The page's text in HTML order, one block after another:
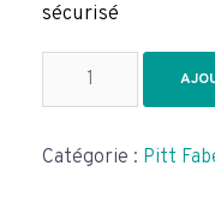
sécurisé
Boîte
24
Catégorie : Pitt